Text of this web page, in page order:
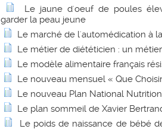
Le jaune d'oeuf de poules
garder la peau jeune
Le marché de l'automédication à
Le métier de diététicien : un
Le modèle alimentaire français
Le nouveau mensuel « Que
Le nouveau Plan National
Le plan sommeil de Xavier
Le poids de naissance de bébé